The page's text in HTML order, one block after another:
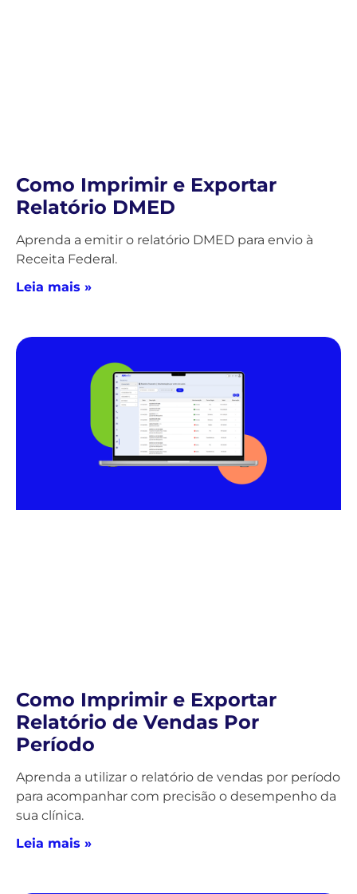
Como Imprimir e Exportar
Relatório DMED
Aprenda a emitir o relatório DMED para envio à
Receita Federal.
Leia mais »
Como Imprimir e Exportar
Relatório de Vendas Por
Período
Aprenda a utilizar o relatório de vendas por período
para acompanhar com precisão o desempenho da
sua clínica.
Leia mais »